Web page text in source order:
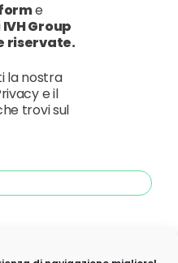
e
Group
riservate.
la nostra
e il
trovi sul